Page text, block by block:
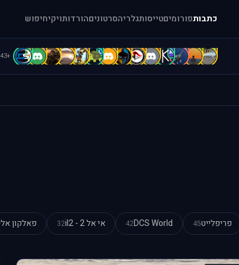
כתבותפורומיםטייסותגלריהסרטוניםהורדותויקיחיפוש
[
A
A
A
A
A
A
B
C
C
D
d
D
D
+43
פריפלייט45
DCS World
42 אי אל 2 - il2 32 פאלקון